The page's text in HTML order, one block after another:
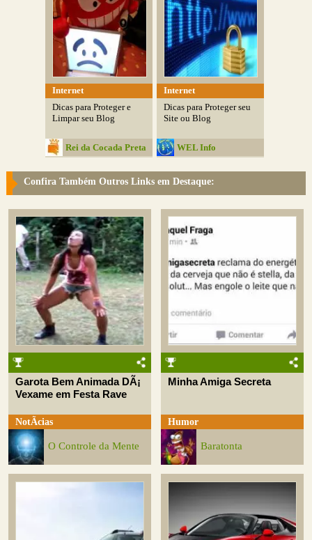
Internet
Dicas para Proteger e
Limpar seu Blog
Rei da Cocada Preta
Internet
Dicas para Proteger seu
Site ou Blog
WEL Info
Confira Também Outros Links em Destaque:
Garota Bem Animada DÃ¡
Vexame em Festa Rave
NotÃ­cias
O Controle da Mente
Minha Amiga Secreta
Humor
Baratonta